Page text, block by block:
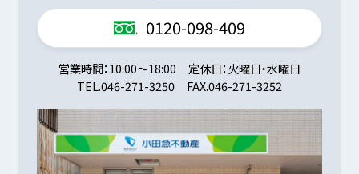
0120-098-409
営業時間 10:00～18:00 定休日 火曜日・水曜日
TEL.046-271-3250 FAX.046-271-3252